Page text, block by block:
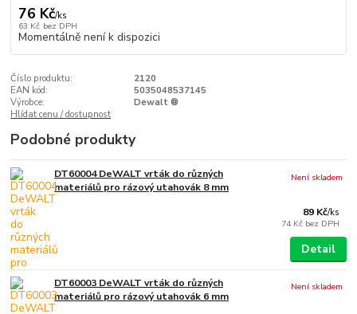
76 Kč/ks
63 Kč bez DPH
Momentálně není k dispozici
Číslo produktu:
2120
EAN kód:
5035048537145
Výrobce:
Dewalt ®
Hlídat cenu / dostupnost
Podobné produkty
DT60004 DeWALT vrták do různých
materiálů pro rázový utahovák 8 mm
89 Kč/ks
74 Kč bez DPH
Není skladem
Detail
DT60003 DeWALT vrták do různých
materiálů pro rázový utahovák 6 mm
Není skladem